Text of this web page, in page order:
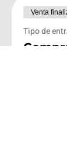
Venta
Tipo de